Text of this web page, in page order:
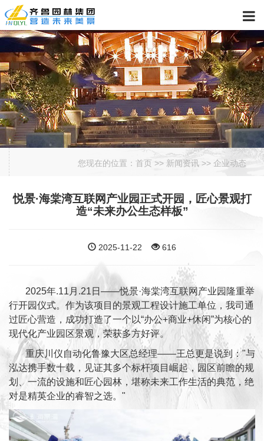
您现在的位置： 首页 >> 新闻资讯 >> 企业动态
悦景·海棠湾互联网产业园正式开园，匠心景观打
造“未来办公生态样板”
2025-11-22 616
2025年.11月.21日——悦景·海棠湾互联网产业园隆重举
行开园仪式。作为该项目的景观工程设计施工单位，我司通
过匠心营造，成功打造了一个以“办公+商业+休闲”为核心的
现代化产业园区景观，荣获多方好评。
重庆川仪自动化鲁豫大区总经理——王总更是说到："与
泓达携手数十载，见证其多个标杆项目崛起，园区前瞻的规
划、一流的设施和匠心园林，堪称未来工作生活的典范，绝
对是精英企业的睿智之选。"